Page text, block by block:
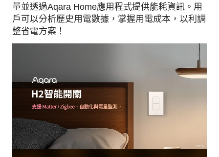
量並透過Aqara Home應用程式提供能耗資訊。用
戶可以分析歷史用電數據，掌握用電成本，以利調
整省電方案！